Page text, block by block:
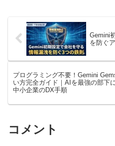
Gemini
を防ぐ
プログラミング不要！Gemini
い方完全ガイド｜AIを最強の部下
中小企業のDX手順
コメント